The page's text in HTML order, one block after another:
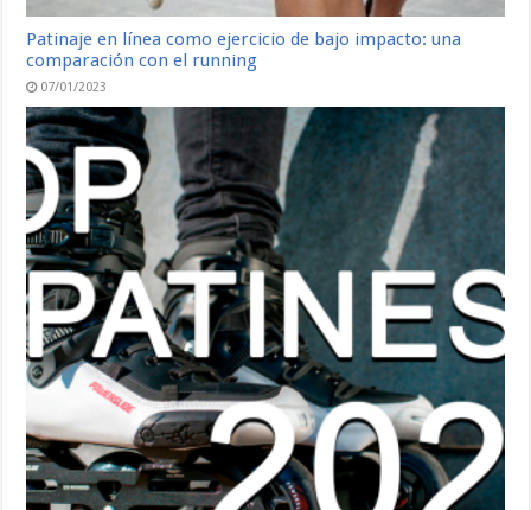
Patinaje en línea como ejercicio de bajo impacto: una
comparación con el running
07/01/2023